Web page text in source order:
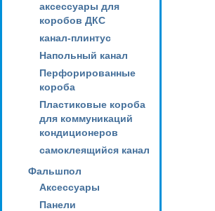
аксессуары для
коробов ДКС
канал-плинтус
Напольный канал
Перфорированные
короба
Пластиковые короба
для коммуникаций
кондиционеров
самоклеящийся канал
Фальшпол
Аксессуары
Панели